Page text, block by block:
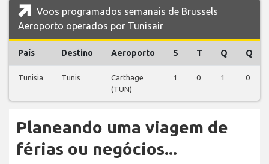
Voos programados semanais de Brussels
Aeroporto operados por Tunisair
País Destino Aeroporto S T Q Q
Tunisia Tunis
Carthage
(TUN)
1 0 1 0
Planeando uma viagem de
férias ou negócios...